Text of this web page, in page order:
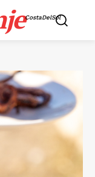
CostaDelSol